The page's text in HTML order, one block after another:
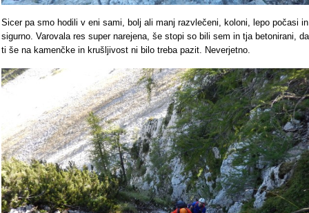
Sicer pa smo hodili v eni sami, bolj ali manj razvlečeni, koloni, lepo počasi in
sigurno. Varovala res super narejena, še stopi so bili sem in tja betonirani, da
ti še na kamenčke in krušljivost ni bilo treba pazit. Neverjetno.